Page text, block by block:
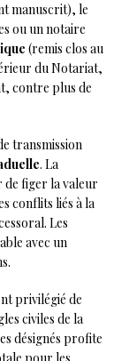
manuscrit), le
ou un notaire
(remis clos au
du Notariat,
contre plus de
transmission
. La
de figer la valeur
conflits liés à la
Les
avec un
privilégié de
civiles de la
désignés profite
pour les